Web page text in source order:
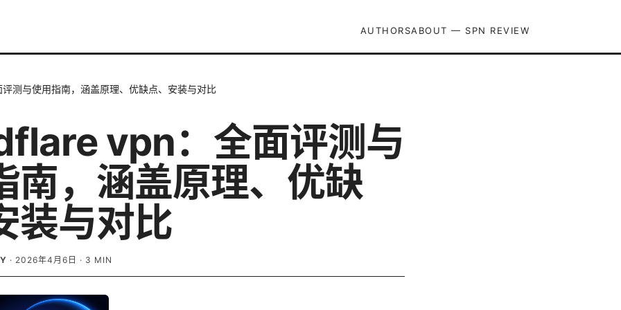
AUTHORSABOUT — SPN REVIEW
测与使用指南，涵盖原理、优缺点、安装与对比
vpn：全面评测与
南，涵盖原理、优缺
装与对比
· 2026年4月6日 · 3 MIN